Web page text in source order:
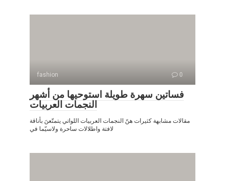
fashion 0
فساتين سهرة طويلة استوحيها من أشهر
النجمات العربيات
مقالات مشابهة كثيرات هنّ النجمات العربيات اللواتي يتمتّعنَ بأناقة
لافتة واطلالات ساحرة ولاسيّما في